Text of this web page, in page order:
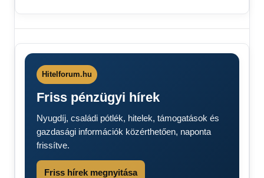
minimálbér
2026
Béremelés
Fizetések
Minimálbér
Minimálbér
Hitelforum.hu
Friss pénzügyi hírek
Nyugdíj, családi pótlék, hitelek, támogatások és
gazdasági információk közérthetően, naponta
frissítve.
Friss hírek megnyitása